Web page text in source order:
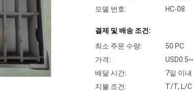
모델 번호:
HC-08
결제 및 배송 조건:
최소 주문 수량:
50 PC
가격:
배달 시간:
7일 이내
지불 조건:
T/T, L/C